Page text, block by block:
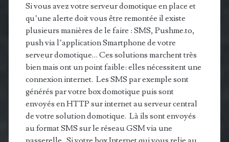
Si vous avez votre serveur domotique en place et
qu’une alerte doit vous être remontée il existe
plusieurs manières de le faire : SMS, Pushme.to,
push via l’application Smartphone de votre
serveur domotique… Ces solutions marchent très
bien mais ont un point faible: elles nécessitent une
connexion internet. Les SMS par exemple sont
générés par votre box domotique puis sont
envoyés en HTTP sur internet au serveur central
de votre solution domotique. Là ils sont envoyés
au format SMS sur le réseau GSM via une